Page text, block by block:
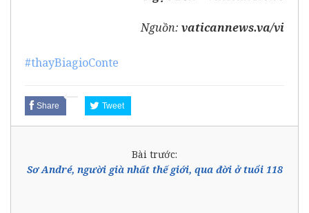
Nguồn: vaticannews.va/vi
#thayBiagioConte
Share Tweet
Bài trước:
Sơ André, người già nhất thế giới, qua đời ở tuổi 118